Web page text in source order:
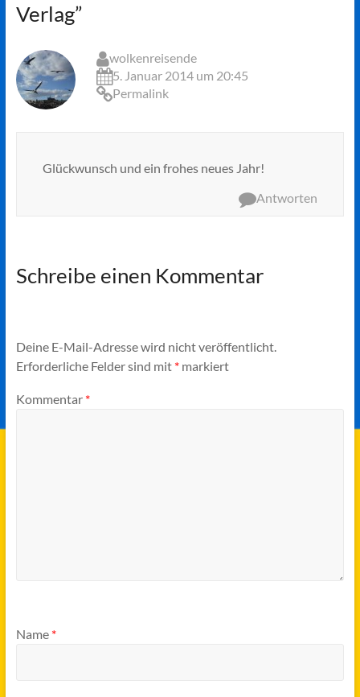
Verlag”
wolkenreisende
5. Januar 2014 um 20:45
Permalink
Glückwunsch und ein frohes neues Jahr!
Antworten
Schreibe einen Kommentar
Deine E-Mail-Adresse wird nicht veröffentlicht.
Erforderliche Felder sind mit *markiert
Kommentar *
Name *